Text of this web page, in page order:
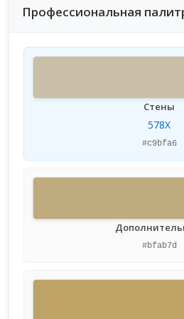
Профессиональная
Стены
578X
#c9bfa6
#bfab7d